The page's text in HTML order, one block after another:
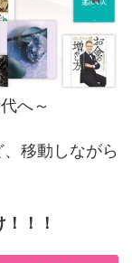
へ～
移動しながら
！！